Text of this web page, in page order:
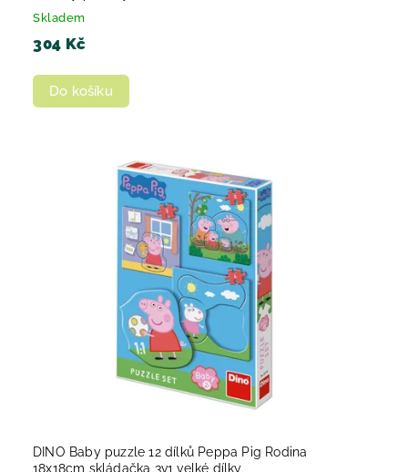
Skladem
304 Kč
Do košíku
DINO Baby puzzle 12 dílků Peppa Pig Rodina
18x18cm skládačka 3v1 velké dílky